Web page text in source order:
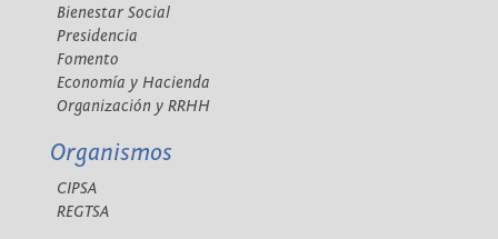
Bienestar Social
Presidencia
Fomento
Economía y Hacienda
Organización y RRHH
Organismos
CIPSA
REGTSA